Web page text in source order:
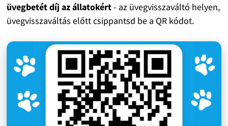
üvegbetét díj az állatokért- az üvegvisszaváltó helyen,
üvegvisszaváltás előtt csippantsd be a QR kódot.